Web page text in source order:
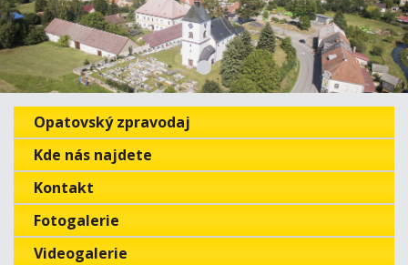
Opatovský zpravodaj
Kde nás najdete
Kontakt
Fotogalerie
Videogalerie